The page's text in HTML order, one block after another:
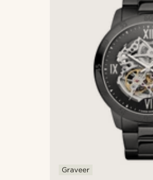
Graveer